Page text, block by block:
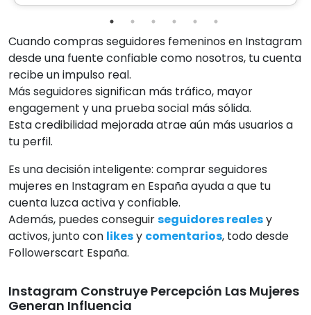
Cuando compras seguidores femeninos en Instagram
desde una fuente confiable como nosotros, tu cuenta
recibe un impulso real.
Más seguidores significan más tráfico, mayor
engagement y una prueba social más sólida.
Esta credibilidad mejorada atrae aún más usuarios a
tu perfil.
Es una decisión inteligente: comprar seguidores
mujeres en Instagram en España ayuda a que tu
cuenta luzca activa y confiable.
Además, puedes conseguirseguidores realesy
activos, junto con likesy comentarios, todo desde
Followerscart España.
Instagram Construye Percepción Las Mujeres
Generan Influencia